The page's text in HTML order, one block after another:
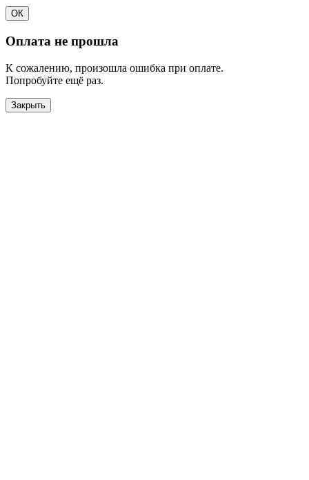
ОК
Оплата не прошла
К сожалению, произошла ошибка при оплате.
Попробуйте ещё раз.
Закрыть